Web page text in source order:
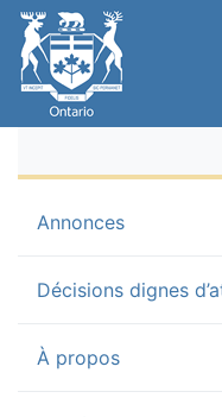
Annonces(current)
Décisions dignes
À propos